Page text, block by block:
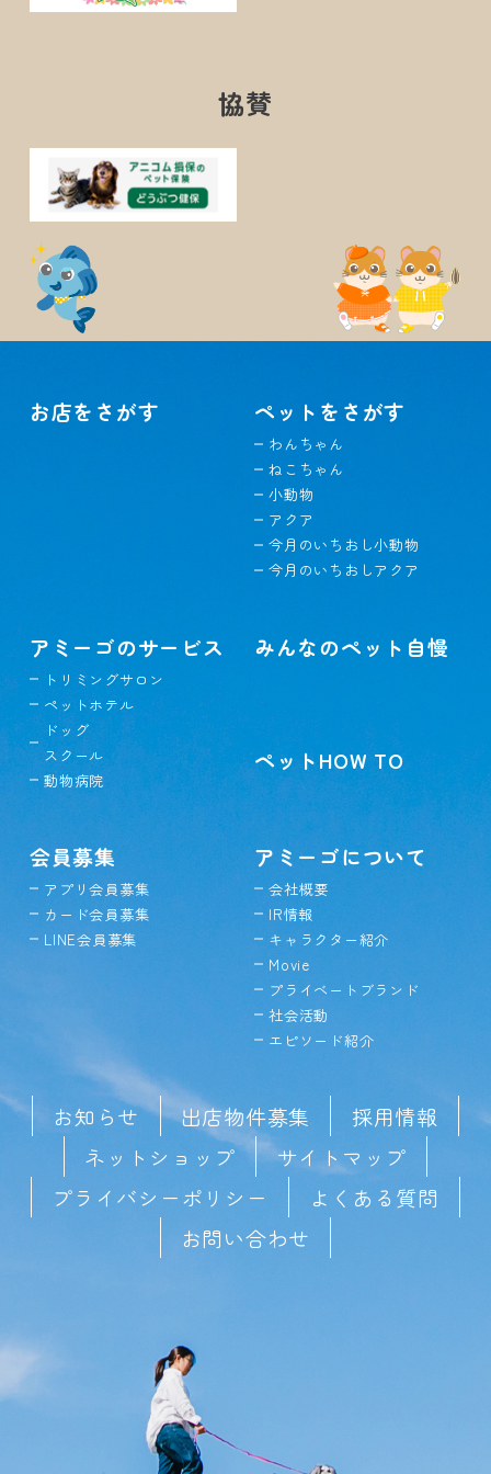
協賛
お店をさがす ペットをさがす
わんちゃん
ねこちゃん
小動物
アクア
今月のいちおし小動物
今月のいちおしアクア
アミーゴのサービス
トリミングサロン
ペットホテル
ドッグ
スクール
動物病院
みんなのペット自慢
ペットHOW TO
会員募集
アプリ会員募集
カード会員募集
LINE会員募集
アミーゴについて
会社概要
IR情報
キャラクター紹介
Movie
プライベートブランド
社会活動
エピソード紹介
お知らせ 出店物件募集
採用情報
ネットショップ
サイトマップ
プライバシーポリシー
よくある質問
お問い合わせ